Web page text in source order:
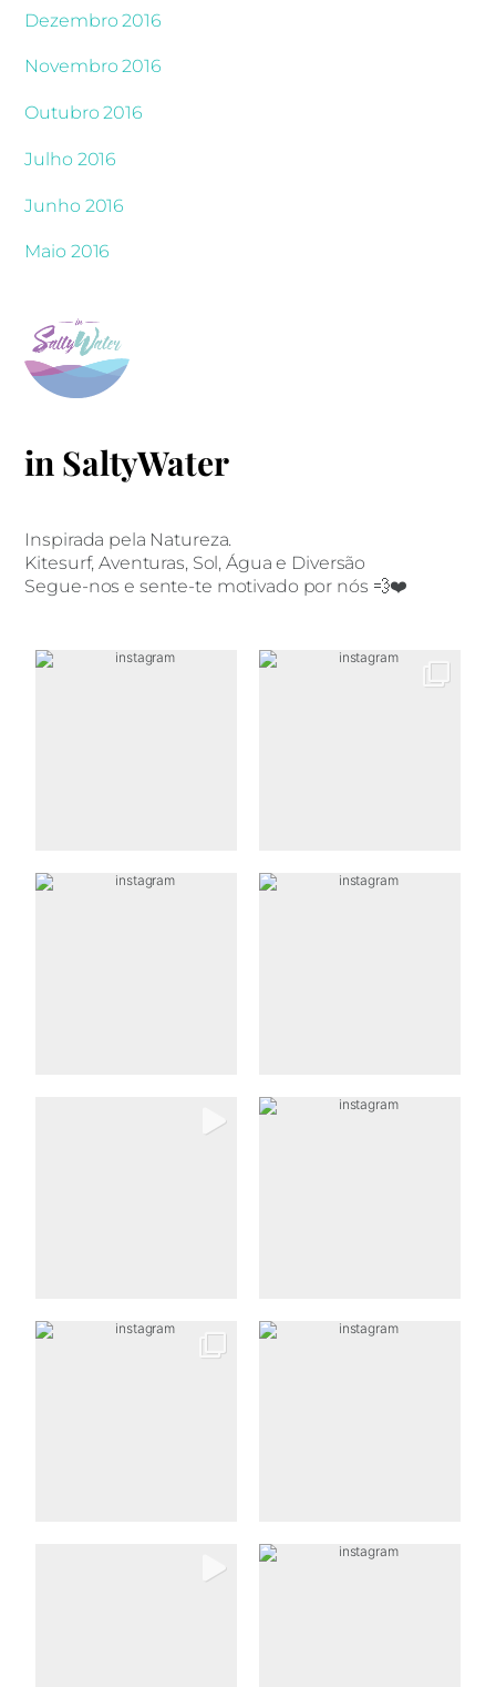
Dezembro 2016
Novembro 2016
Outubro 2016
Julho 2016
Junho 2016
Maio 2016
in SaltyWater
Inspirada pela Natureza.
Kitesurf, Aventuras, Sol, Água e Diversão
Segue-nos e sente-te motivado por nós 💨❤️